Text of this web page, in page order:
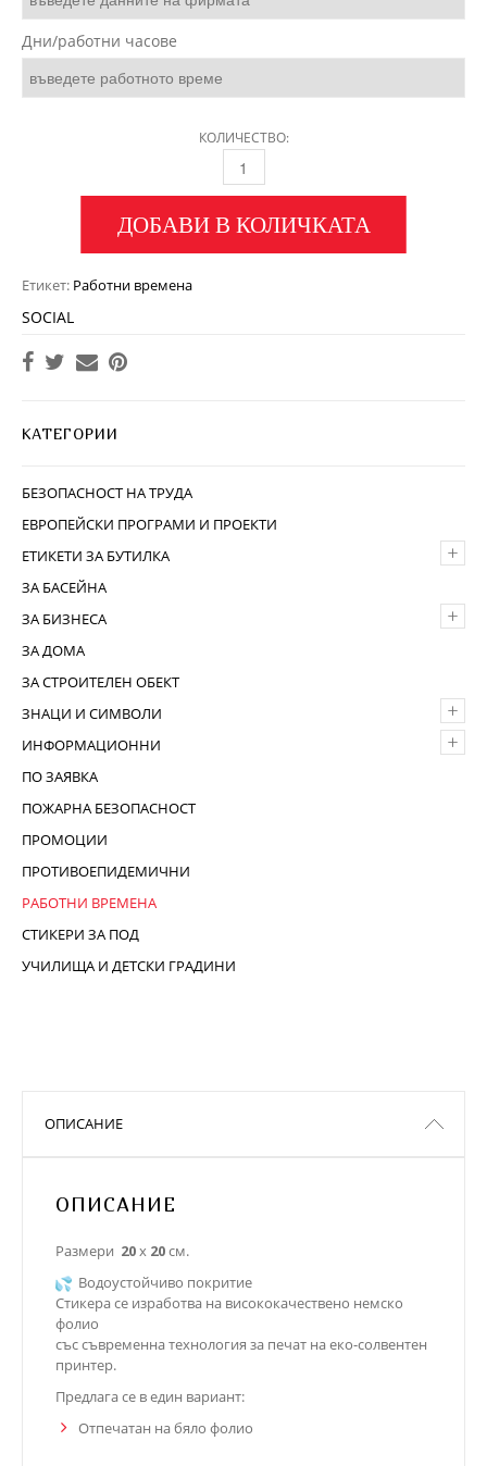
Дни/работни часове
КОЛИЧЕСТВО:
ДОБАВИ В КОЛИЧКАТА
Етикет: Работни времена
SOCIAL
КАТЕГОРИИ
БЕЗОПАСНОСТ НА ТРУДА
ЕВРОПЕЙСКИ ПРОГРАМИ И ПРОЕКТИ
+
ЕТИКЕТИ ЗА БУТИЛКА
ЗА БАСЕЙНА
+
ЗА БИЗНЕСА
ЗА ДОМА
ЗА СТРОИТЕЛЕН ОБЕКТ
+
ЗНАЦИ И СИМВОЛИ
+
ИНФОРМАЦИОННИ
ПО ЗАЯВКА
ПОЖАРНА БЕЗОПАСНОСТ
ПРОМОЦИИ
ПРОТИВОЕПИДЕМИЧНИ
РАБОТНИ ВРЕМЕНА
СТИКЕРИ ЗА ПОД
УЧИЛИЩА И ДЕТСКИ ГРАДИНИ
ОПИСАНИЕ
ОПИСАНИЕ
Размери 20х 20см.
Водоустойчиво покритие
Стикера се изработва на висококачествено немско
фолио
със съвременна технология за печат на еко-солвентен
принтер.
Предлага се в един вариант:
Отпечатан на бяло фолио